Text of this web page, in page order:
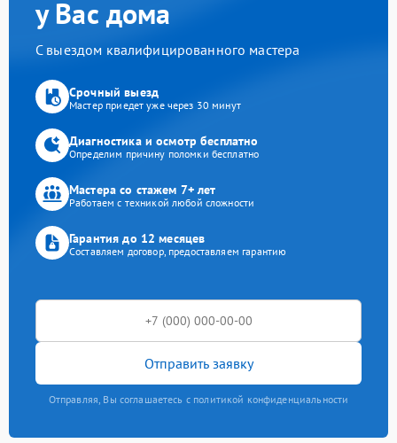
у Вас дома
С выездом квалифицированного мастера
Срочный выезд
Мастер приедет уже через 30 минут
Диагностика и осмотр бесплатно
Определим причину поломки бесплатно
Мастера со стажем 7+ лет
Работаем с техникой любой сложности
Гарантия до 12 месяцев
Составляем договор, предоставляем гарантию
Отправить заявку
Отправляя, Вы соглашаетесь с политикой конфиденциальности